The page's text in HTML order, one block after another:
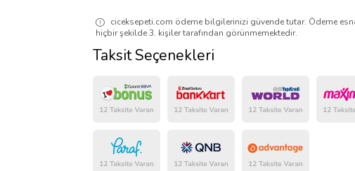
ciceksepeti.com ödeme bilgilerinizi güvende tutar. Ödeme
hiçbir şekilde 3. kişiler tarafından görünmemektedir.
Taksit Seçenekleri